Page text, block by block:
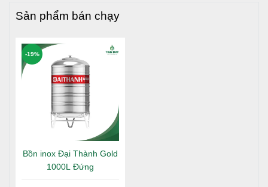
Sản phẩm bán chạy
Bồn inox Đại Thành Gold
1000L Đứng
-19%